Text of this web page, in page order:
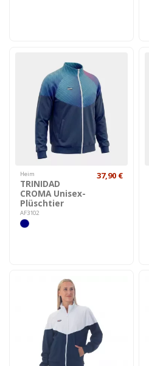
Heim
TRINIDAD
CROMA Unisex-
Plüschtier
AF3102
37,90 €